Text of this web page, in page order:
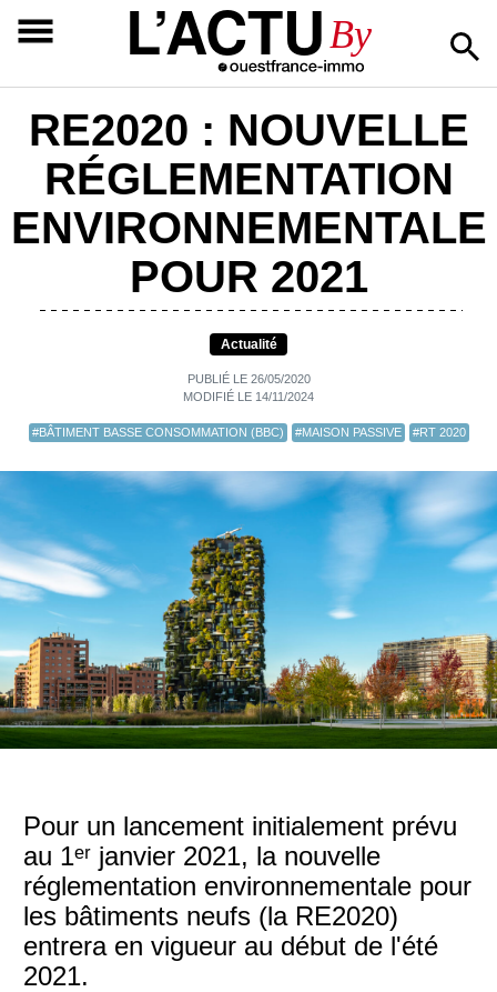
L’ACTUBy
RE2020 : NOUVELLE
RÉGLEMENTATION
ENVIRONNEMENTALE
POUR 2021
Actualité
PUBLIÉ LE 26/05/2020
MODIFIÉ LE 14/11/2024
#BÂTIMENT BASSE CONSOMMATION (BBC) #MAISON PASSIVE #RT 2020
Pour un lancement initialement prévu
au 1ᵉʳ janvier 2021, la nouvelle
réglementation environnementale pour
les bâtiments neufs (la RE2020)
entrera en vigueur au début de l'été
2021.